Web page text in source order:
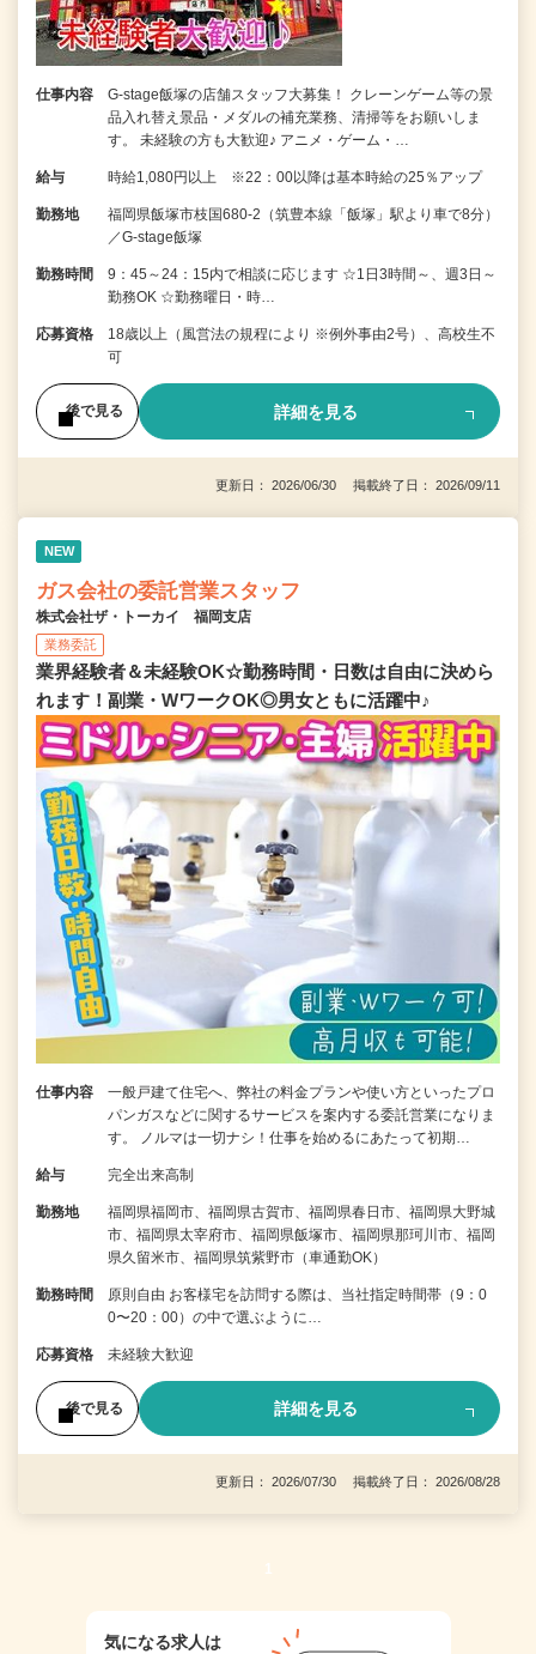
仕事内容
G-stage飯塚の店舗スタッフ大募集！ クレーンゲーム等の景
品入れ替え景品・メダルの補充業務、清掃等をお願いしま
す。 未経験の方も大歓迎♪ アニメ・ゲーム・…
給与 時給1,080円以上 ※22：00以降は基本時給の25％アップ
勤務地
福岡県飯塚市枝国680-2（筑豊本線「飯塚」駅より車で8分）
／G-stage飯塚
勤務時間
9：45～24：15内で相談に応じます ☆1日3時間～、週3日～
勤務OK ☆勤務曜日・時…
応募資格
18歳以上（風営法の規程により ※例外事由2号）、高校生不
可
後で見る 詳細を見る
更新日： 2026/06/30 掲載終了日： 2026/09/11
NEW
ガス会社の委託営業スタッフ
株式会社ザ・トーカイ 福岡支店
業務委託
業界経験者＆未経験OK☆勤務時間・日数は自由に決めら
れます！副業・WワークOK◎男女ともに活躍中♪
仕事内容
一般戸建て住宅へ、弊社の料金プランや使い方といったプロ
パンガスなどに関するサービスを案内する委託営業になりま
す。 ノルマは一切ナシ！仕事を始めるにあたって初期…
給与 完全出来高制
勤務地
福岡県福岡市、福岡県古賀市、福岡県春日市、福岡県大野城
市、福岡県太宰府市、福岡県飯塚市、福岡県那珂川市、福岡
県久留米市、福岡県筑紫野市（車通勤OK）
勤務時間
原則自由 お客様宅を訪問する際は、当社指定時間帯（9：0
0〜20：00）の中で選ぶように…
応募資格 未経験大歓迎
後で見る 詳細を見る
更新日： 2026/07/30 掲載終了日： 2026/08/28
1
気になる求人は